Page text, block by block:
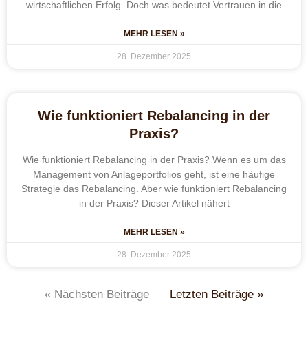
wirtschaftlichen Erfolg. Doch was bedeutet Vertrauen in die
MEHR LESEN »
28. Dezember 2025
Wie funktioniert Rebalancing in der
Praxis?
Wie funktioniert Rebalancing in der Praxis? Wenn es um das
Management von Anlageportfolios geht, ist eine häufige
Strategie das Rebalancing. Aber wie funktioniert Rebalancing
in der Praxis? Dieser Artikel nähert
MEHR LESEN »
28. Dezember 2025
« Nächsten Beiträge Letzten Beiträge »